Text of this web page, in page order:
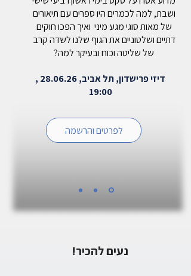
ושבת, למה לכמרים היו ספרים עם תיאורים
של מאות סוגי מגע מיני ואיך הפכו חוקים
דתיים ושלטוניים את הגוף שלנו לשדה קרב
של שליטה וכוח ובעיקר למה?
דיזי פרישדון, תל אביב, 28.06.26 ,
19:00
לפרטים והרשמה
נעים להכיר!